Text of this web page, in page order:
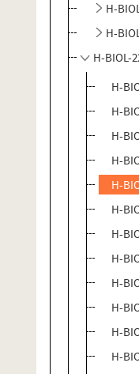
H-
H-
H-BIOL-
H-
H-
H-
H-
H-
H-
H-
H-
H-
H-
H-
H-